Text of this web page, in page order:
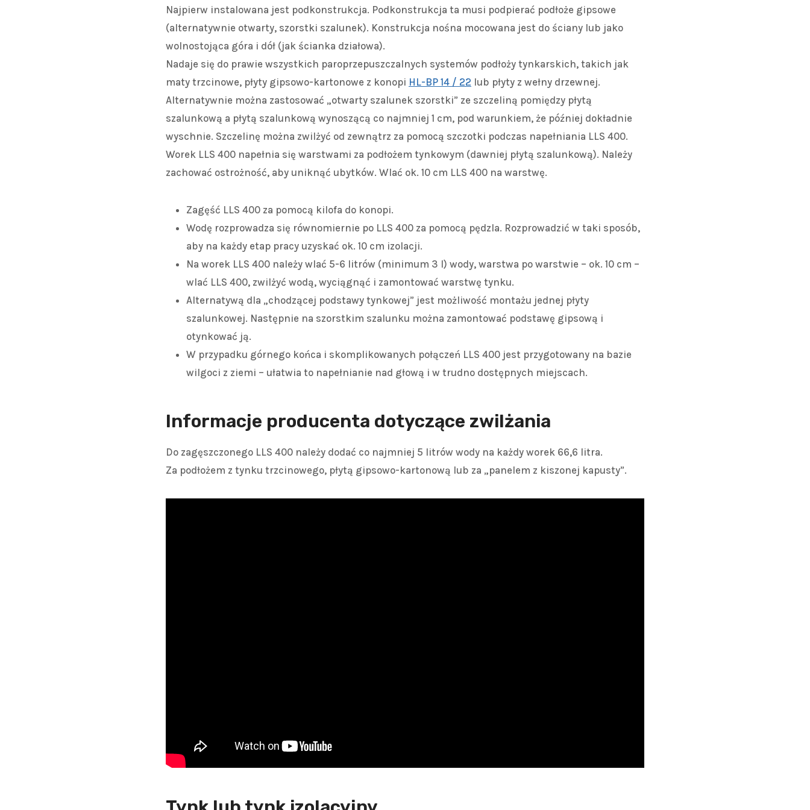
Najpierw instalowana jest podkonstrukcja. Podkonstrukcja ta musi podpierać podłoże gipsowe
(alternatywnie otwarty, szorstki szalunek). Konstrukcja nośna mocowana jest do ściany lub jako
wolnostojąca góra i dół (jak ścianka działowa).
Nadaje się do prawie wszystkich paroprzepuszczalnych systemów podłoży tynkarskich, takich jak
maty trzcinowe, płyty gipsowo-kartonowe z konopi HL-BP 14 / 22 lub płyty z wełny drzewnej.
Alternatywnie można zastosować „otwarty szalunek szorstki” ze szczeliną pomiędzy płytą
szalunkową a płytą szalunkową wynoszącą co najmniej 1 cm, pod warunkiem, że później dokładnie
wyschnie. Szczelinę można zwilżyć od zewnątrz za pomocą szczotki podczas napełniania LLS 400.
Worek LLS 400 napełnia się warstwami za podłożem tynkowym (dawniej płytą szalunkową). Należy
zachować ostrożność, aby uniknąć ubytków. Wlać ok. 10 cm LLS 400 na warstwę.
Zagęść LLS 400 za pomocą kilofa do konopi.
Wodę rozprowadza się równomiernie po LLS 400 za pomocą pędzla. Rozprowadzić w taki sposób,
aby na każdy etap pracy uzyskać ok. 10 cm izolacji.
Na worek LLS 400 należy wlać 5-6 litrów (minimum 3 l) wody, warstwa po warstwie – ok. 10 cm –
wlać LLS 400, zwilżyć wodą, wyciągnąć i zamontować warstwę tynku.
Alternatywą dla „chodzącej podstawy tynkowej” jest możliwość montażu jednej płyty
szalunkowej. Następnie na szorstkim szalunku można zamontować podstawę gipsową i
otynkować ją.
W przypadku górnego końca i skomplikowanych połączeń LLS 400 jest przygotowany na bazie
wilgoci z ziemi – ułatwia to napełnianie nad głową i w trudno dostępnych miejscach.
Informacje producenta dotyczące zwilżania
Do zagęszczonego LLS 400 należy dodać co najmniej 5 litrów wody na każdy worek 66,6 litra.
Za podłożem z tynku trzcinowego, płytą gipsowo-kartonową lub za „panelem z kiszonej kapusty”.